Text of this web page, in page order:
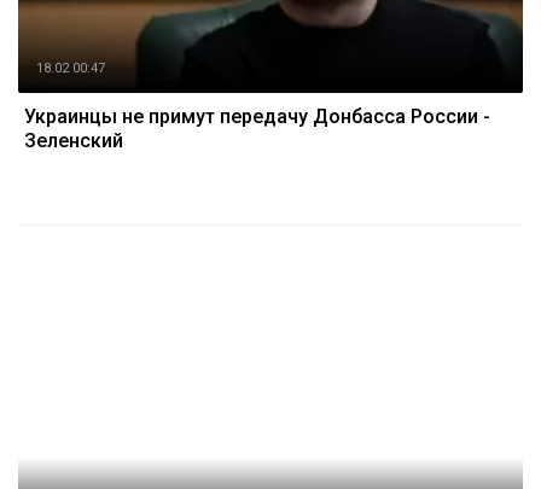
18.02 00:47
Украинцы не примут передачу Донбасса России -
Зеленский